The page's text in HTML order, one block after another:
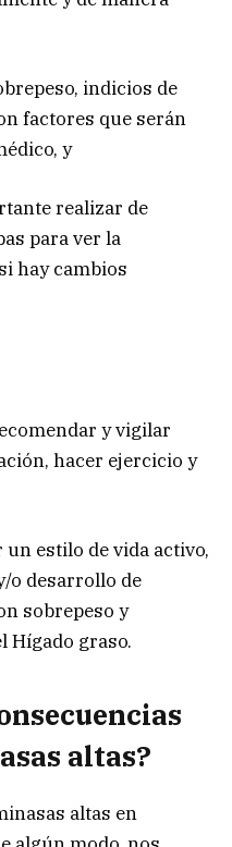
indicios de
factores que serán
y
realizar de
para ver la
hay cambios
y vigilar
hacer ejercicio y
estilo de vida activo,
o desarrollo de
sobrepeso y
Hígado graso.
altas?
altas en